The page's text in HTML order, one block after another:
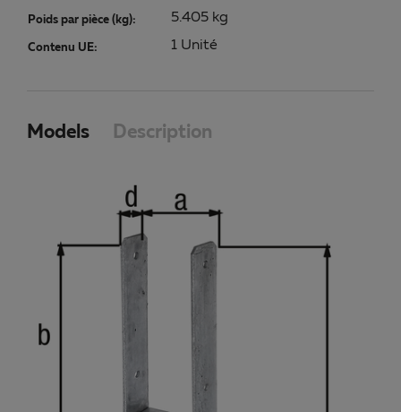
Poids par pièce (kg): 5.405 kg
Contenu UE: 1 Unité
Models Description